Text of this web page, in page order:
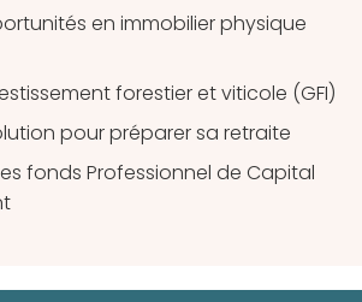
en immobilier physique
forestier et viticole (GFI)
pour préparer sa retraite
fonds Professionnel de Capital